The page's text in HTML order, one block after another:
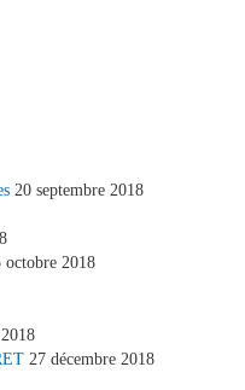
20 septembre 2018
octobre 2018
27 décembre 2018